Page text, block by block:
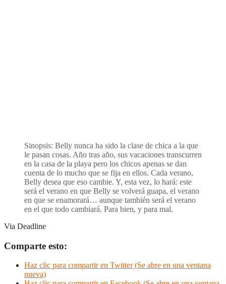
Sinopsis: Belly nunca ha sido la clase de chica a la que
le pasan cosas. Año tras año, sus vacaciones transcurren
en la casa de la playa pero los chicos apenas se dan
cuenta de lo mucho que se fija en ellos. Cada verano,
Belly desea que eso cambie. Y, esta vez, lo hará: este
será el verano en que Belly se volverá guapa, el verano
en que se enamorará… aunque también será el verano
en el que todo cambiará. Para bien, y para mal.
Via Deadline
Comparte esto:
Haz clic para compartir en Twitter (Se abre en una ventana
nueva)